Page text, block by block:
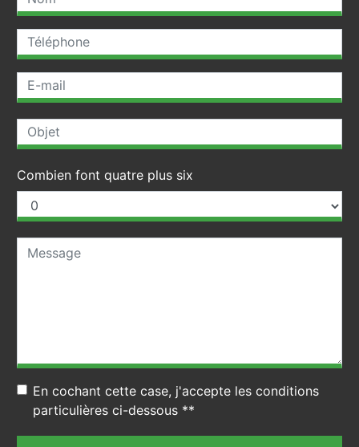
Combien font quatre plus six
En cochant cette case, j'accepte les conditions
particulières ci-dessous **